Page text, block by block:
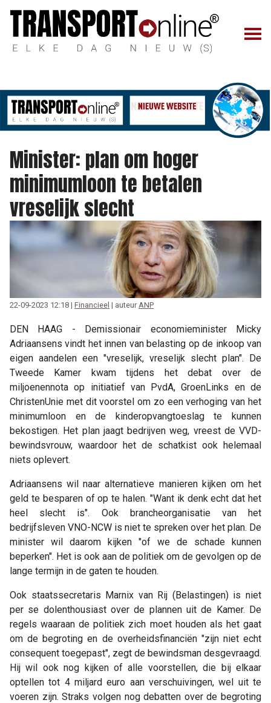
Minister: plan om hoger
minimumloon te betalen
vreselijk slecht
22-09-2023 12:18 | Financieel | auteur ANP
DEN HAAG - Demissionair economieminister Micky
Adriaansens vindt het innen van belasting op de inkoop van
eigen aandelen een "vreselijk, vreselijk slecht plan". De
Tweede Kamer kwam tijdens het debat over de
miljoenennota op initiatief van PvdA, GroenLinks en de
ChristenUnie met dit voorstel om zo een verhoging van het
minimumloon en de kinderopvangtoeslag te kunnen
bekostigen. Het plan jaagt bedrijven weg, vreest de VVD-
bewindsvrouw, waardoor het de schatkist ook helemaal
niets oplevert.
Adriaansens wil naar alternatieve manieren kijken om het
geld te besparen of op te halen. "Want ik denk echt dat het
heel slecht is". Ook brancheorganisatie van het
bedrijfsleven VNO-NCW is niet te spreken over het plan. De
minister wil daarom kijken "of we de schade kunnen
beperken". Het is ook aan de politiek om de gevolgen op de
lange termijn in de gaten te houden.
Ook staatssecretaris Marnix van Rij (Belastingen) is niet
per se dolenthousiast over de plannen uit de Kamer. De
regels waaraan de politiek zich moet houden als het gaat
om de begroting en de overheidsfinanciën "zijn niet echt
consequent toegepast", zegt de bewindsman desgevraagd.
Hij wil ook nog kijken of alle voorstellen, die bij elkaar
optellen tot 4 miljard euro aan verschuivingen, wel uit te
voeren zijn. Straks volgen nog debatten over de begroting